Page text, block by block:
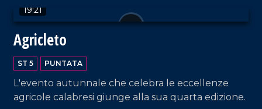
19:21
Agricleto
ST 5 PUNTATA
L'evento autunnale che celebra le eccellenze
agricole calabresi giunge alla sua quarta edizione.
VAI AL TITOLO